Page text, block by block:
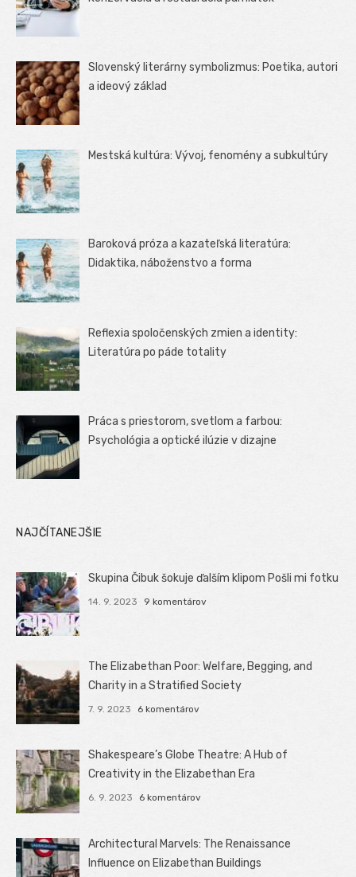
Slovenský literárny symbolizmus: Poetika, autori
a ideový základ
Mestská kultúra: Vývoj, fenomény a subkultúry
Baroková próza a kazateľská literatúra:
Didaktika, náboženstvo a forma
Reflexia spoločenských zmien a identity:
Literatúra po páde totality
Práca s priestorom, svetlom a farbou:
Psychológia a optické ilúzie v dizajne
NAJČÍTANEJŠIE
Skupina Čibuk šokuje ďalším klipom Pošli mi fotku
14. 9. 2023 9 komentárov
The Elizabethan Poor: Welfare, Begging, and
Charity in a Stratified Society
7. 9. 2023 6 komentárov
Shakespeare’s Globe Theatre: A Hub of
Creativity in the Elizabethan Era
6. 9. 2023 6 komentárov
Architectural Marvels: The Renaissance
Influence on Elizabethan Buildings